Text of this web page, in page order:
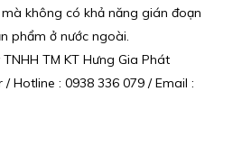
không có khả năng gián đoạn
phẩm ở nước ngoài.
TM KT Hưng Gia Phát
Hotline : 0938 336 079 / Email :